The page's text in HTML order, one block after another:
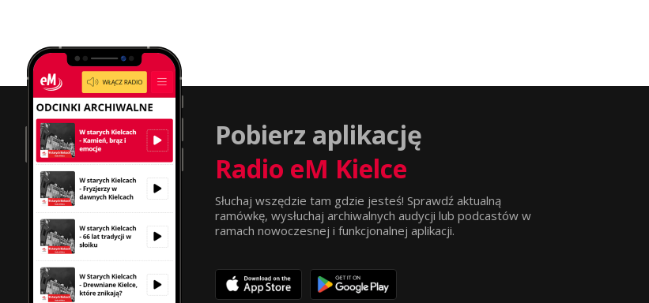
Pobierz aplikację
Radio eM Kielce
Słuchaj wszędzie tam gdzie jesteś! Sprawdź aktualną
ramówkę, wysłuchaj archiwalnych audycji lub podcastów w
ramach nowoczesnej i funkcjonalnej aplikacji.